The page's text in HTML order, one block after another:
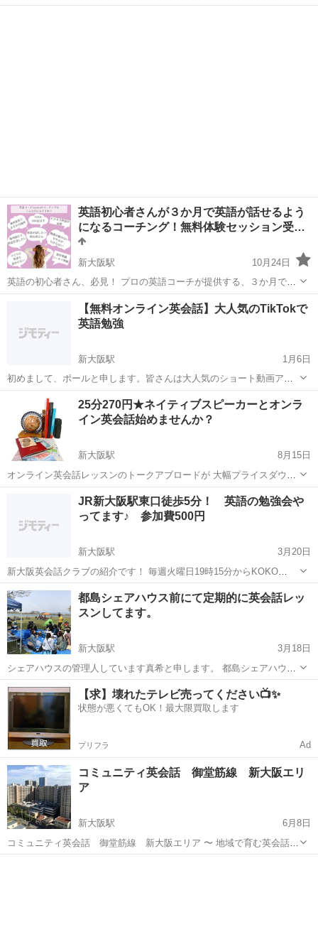
れば！ オンラインも始めました！(zoomかmessengerかline) 文法、会
英語初心者さんが３か月で英語が話せるよう
になるコーチング！無料体験セッション受…
新大阪駅
10月24日
英語の初心者さん、必見！ プロの英語コーチが提供する、３か月で必
要な英語力が身に付くコーチングの一部を大公開！ あなたの英語のお
悩みをご相談いただけます！ 【こんな方におすすめ！】 ★海外旅行に
新大阪駅 英会話 コーチング
【無料オンライン英会話】大人気のTikTokで
英語勉強
新大阪駅
1月6日
初めまして、ポールと申します。皆さんは大人気のショート動画アプ
リTikTokを使っていますか？TikTokは日本だけではなく、全世界で既
に10億人以上の人に使われており、毎日無数の新しいトレンド・流行
がTikTokから生まれ...
大阪市 新大阪駅 英会話 オンライン
25分270円★ネイティブスピーカーとオンラ
イン英会話始めませんか？
新大阪駅
8月15日
オンライン英会話レッスンのトークアブロードが 大幅プライスダウン
25分390円→270円となりました♪ アメリカ、カナダ、イギリス、オー
ストラリア、 ニュージーランドなどのネイティヴ講師と 英語で楽しく
コミュニケーシ...
新大阪駅 英会話
JR新大阪駅東口徒歩5分！ 英語の勉強会や
ってます♪ 参加費500円
新大阪駅
3月20日
新大阪英会話クラブの紹介です！ 毎週火曜日19時15分からKOKO
PLAZAにて英語の勉強会やっています＾＾ 英語好きの人たちが集まっ
てゲームや課題をしながら、英会話を楽しんでいます♪ 英語について
の知識もシ...
大阪 大阪市 新大阪駅 英会話 課題
都島シェアハウス前にて定期的に英会話レッ
スンしてます。
新大阪駅
3月18日
シェアハウスの管理人しています真希と申します。 都島シェアハウス
の前がすごく景色の良い淀川の土手で定期的に英会話レッスンを行っ
ています。 トピックスはその時、その時で違いますが、実際に外国人
さん、あと英会話講師と輪になり...
大阪 大阪市 新大阪駅 英会話レッスン
【求】壊れたテレビ売ってください📺✨
状態が悪くてもOK！最大限買取します
プリフラ Ad
コミュニティ英会話 御堂筋線 新大阪エリ
ア
新大阪駅
6月8日
コミュニティ英会話 御堂筋線 新大阪エリア 〜 地域で育む英会話教
室 〜 お家の近所でお友達と楽しく学ぶ英会話教室(年少～小学生)。 講